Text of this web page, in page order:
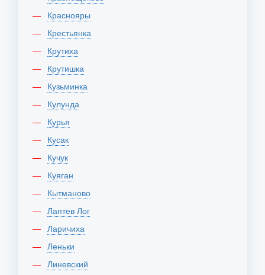
Краснояры
Крестьянка
Крутиха
Крутишка
Кузьминка
Кулунда
Курья
Кусак
Кучук
Куяган
Кытманово
Лаптев Лог
Ларичиха
Леньки
Линевский